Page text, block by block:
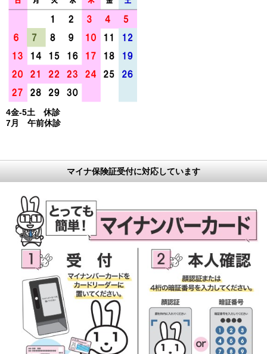
4金-5土 休診
7月 午前休診
マイナ保険証受付に対応しています